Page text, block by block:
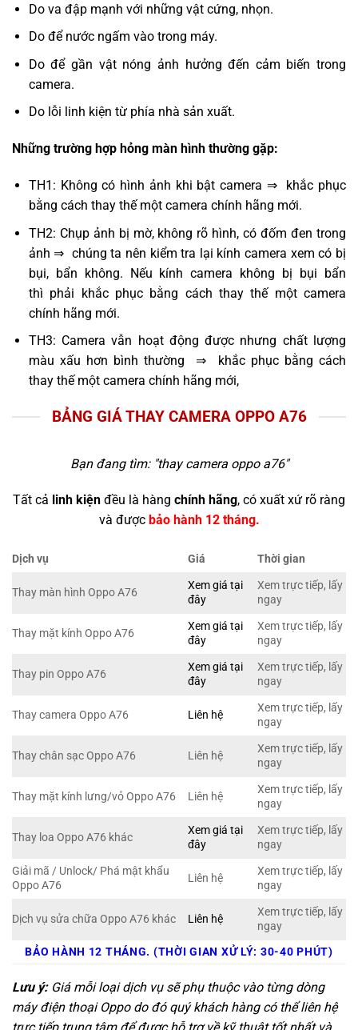
Do va đập mạnh với những vật cứng, nhọn.
Do để nước ngấm vào trong máy.
Do để gần vật nóng ảnh hưởng đến cảm biến trong
camera.
Do lỗi linh kiện từ phía nhà sản xuất.
Những trường hợp hỏng màn hình thường gặp:
TH1: Không có hình ảnh khi bật camera ⇒ khắc phục
bằng cách thay thế một camera chính hãng mới.
TH2: Chụp ảnh bị mờ, không rõ hình, có đốm đen trong
ảnh ⇒ chúng ta nên kiểm tra lại kính camera xem có bị
bụi, bẩn không. Nếu kính camera không bị bụi bẩn
thì phải khắc phục bằng cách thay thế một camera
chính hãng mới.
TH3: Camera vẫn hoạt động được nhưng chất lượng
màu xấu hơn bình thường ⇒ khắc phục bằng cách
thay thế một camera chính hãng mới,
BẢNG GIÁ THAY CAMERA OPPO A76
Bạn đang tìm: "thay camera oppo a76"
Tất cả linh kiện đều là hàng chính hãng, có xuất xứ rõ ràng
và được bảo hành 12 tháng.
Dịch vụ Giá Thời gian
Thay màn hình Oppo A76
Xem giá tại
đây
Xem trực tiếp, lấy
ngay
Thay mặt kính Oppo A76
Xem giá tại
đây
Xem trực tiếp, lấy
ngay
Thay pin Oppo A76
Xem giá tại
đây
Xem trực tiếp, lấy
ngay
Thay camera Oppo A76 Liên hệ
Xem trực tiếp, lấy
ngay
Thay chân sạc Oppo A76 Liên hệ
Xem trực tiếp, lấy
ngay
Thay mặt kính lưng/vỏ Oppo A76 Liên hệ
Xem trực tiếp, lấy
ngay
Thay loa Oppo A76 khác
Xem giá tại
đây
Xem trực tiếp, lấy
ngay
Giải mã / Unlock/ Phá mật khẩu
Oppo A76
Liên hệ
Xem trực tiếp, lấy
ngay
Dịch vụ sửa chữa Oppo A76 khác Liên hệ
Xem trực tiếp, lấy
ngay
BẢO HÀNH 12 THÁNG. (THỜI GIAN XỬ LÝ: 30-40 PHÚT)
Lưu ý:Giá mỗi loại dịch vụ sẽ phụ thuộc vào từng dòng
máy điện thoại Oppo do đó quý khách hàng có thể liên hệ